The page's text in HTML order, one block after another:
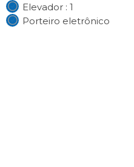
Elevador : 1
Porteiro eletrônico